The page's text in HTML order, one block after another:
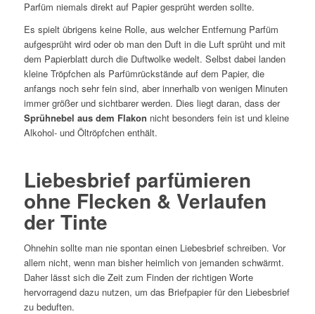
Parfüm niemals direkt auf Papier gesprüht werden sollte.
Es spielt übrigens keine Rolle, aus welcher Entfernung Parfüm
aufgesprüht wird oder ob man den Duft in die Luft sprüht und mit
dem Papierblatt durch die Duftwolke wedelt. Selbst dabei landen
kleine Tröpfchen als Parfümrückstände auf dem Papier, die
anfangs noch sehr fein sind, aber innerhalb von wenigen Minuten
immer größer und sichtbarer werden. Dies liegt daran, dass der
Sprühnebel aus dem Flakon nicht besonders fein ist und kleine
Alkohol- und Öltröpfchen enthält.
Liebesbrief parfümieren
ohne Flecken & Verlaufen
der Tinte
Ohnehin sollte man nie spontan einen Liebesbrief schreiben. Vor
allem nicht, wenn man bisher heimlich von jemanden schwärmt.
Daher lässt sich die Zeit zum Finden der richtigen Worte
hervorragend dazu nutzen, um das Briefpapier für den Liebesbrief
zu beduften.